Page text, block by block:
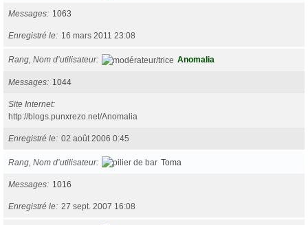
Messages 1063
Enregistré le 16 mars 2011 23:08
Rang, Nom d’utilisateur Anomalia
Messages 1044
Site Internet
http://blogs.punxrezo.net/Anomalia
Enregistré le 02 août 2006 0:45
Rang, Nom d’utilisateur Toma
Messages 1016
Enregistré le 27 sept. 2007 16:08